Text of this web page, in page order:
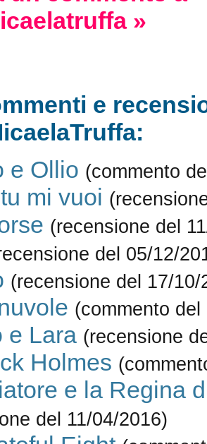
»
e
e Ollio (commento
mi vuoi
(recensione del
del 05/12/
(recensione del 17/10/
(commento
e Lara (recensione
Holmes
e la Regina
del 11/04/2016)